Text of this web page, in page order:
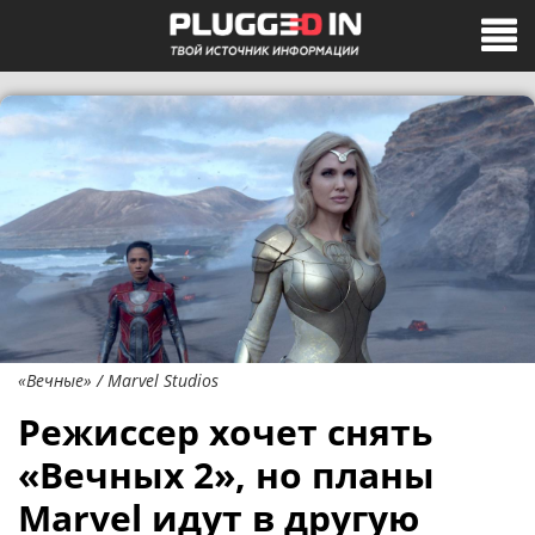
«Вечные» / Marvel Studios
Режиссер хочет снять
«Вечных 2», но планы
Marvel идут в другую